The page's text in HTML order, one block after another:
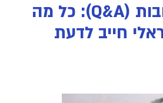
שאלות ותשובות (Q&A): כל מה
חייב לדעת